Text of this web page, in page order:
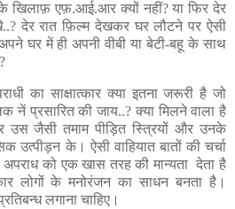
खिलाफ़ एफ़.आई.आर क्यों नहीं? या फिर देर
देर रात फ़िल्म देखकर घर लौटने पर ऐसी
घर में ही अपनी वीबी या बेटी-बहू के साथ
का साक्षात्कार क्या इतना जरूरी है जो
नें प्रसारित की जाय..? क्या मिलने वाला है
उस जैसी तमाम पीड़ित स्त्रियों और उनके
उत्पीड़न के। ऐसी वाहियात बातों की चर्चा
अपराध को एक खास तरह की मान्यता देता है
लोगों के मनोरंजन का साधन बनता है।
लगाना चाहिए।